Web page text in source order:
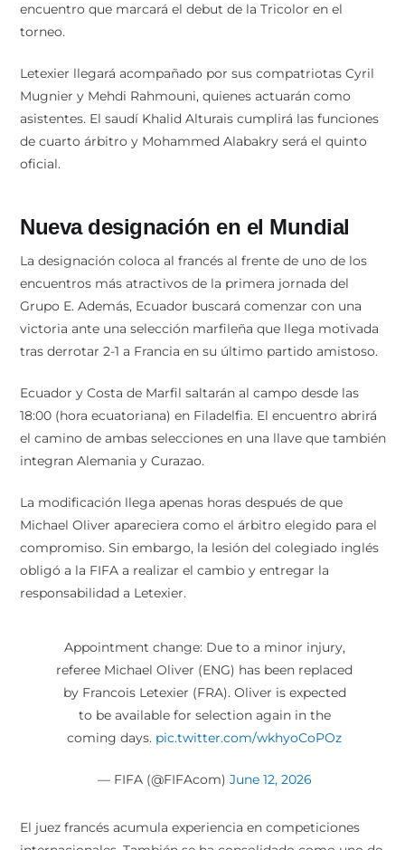
encuentro que marcará el debut de la Tricolor en el
torneo.
Letexier llegará acompañado por sus compatriotas Cyril
Mugnier y Mehdi Rahmouni, quienes actuarán como
asistentes. El saudí Khalid Alturais cumplirá las funciones
de cuarto árbitro y Mohammed Alabakry será el quinto
oficial.
Nueva designación en el Mundial
La designación coloca al francés al frente de uno de los
encuentros más atractivos de la primera jornada del
Grupo E. Además, Ecuador buscará comenzar con una
victoria ante una selección marfileña que llega motivada
tras derrotar 2-1 a Francia en su último partido amistoso.
Ecuador y Costa de Marfil saltarán al campo desde las
18:00 (hora ecuatoriana) en Filadelfia. El encuentro abrirá
el camino de ambas selecciones en una llave que también
integran Alemania y Curazao.
La modificación llega apenas horas después de que
Michael Oliver apareciera como el árbitro elegido para el
compromiso. Sin embargo, la lesión del colegiado inglés
obligó a la FIFA a realizar el cambio y entregar la
responsabilidad a Letexier.
Appointment change: Due to a minor injury,
referee Michael Oliver (ENG) has been replaced
by Francois Letexier (FRA). Oliver is expected
to be available for selection again in the
coming days. pic.twitter.com/wkhyoCoPOz
— FIFA (@FIFAcom) June 12, 2026
El juez francés acumula experiencia en competiciones